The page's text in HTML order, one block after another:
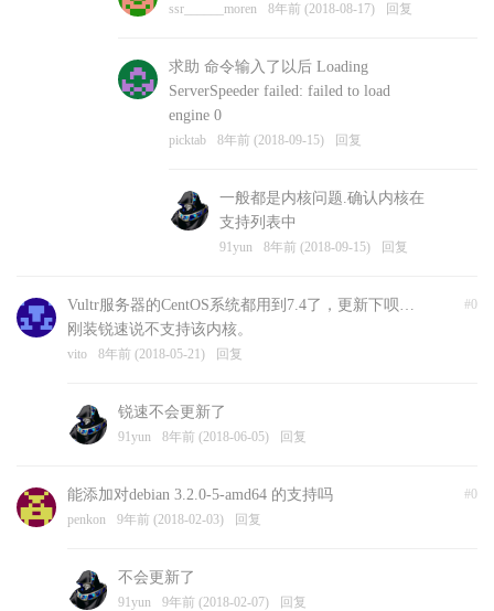
ssr______moren 8年前 (2018-08-17) 回复
求助 命令输入了以后 Loading
ServerSpeeder failed: failed to load
engine 0
picktab 8年前 (2018-09-15) 回复
一般都是内核问题.确认内核在
支持列表中
91yun 8年前 (2018-09-15) 回复
#0
Vultr服务器的CentOS系统都用到7.4了，更新下呗…
刚装锐速说不支持该内核。
vito 8年前 (2018-05-21) 回复
锐速不会更新了
91yun 8年前 (2018-06-05) 回复
#0
能添加对debian 3.2.0-5-amd64 的支持吗
penkon 9年前 (2018-02-03) 回复
不会更新了
91yun 9年前 (2018-02-07) 回复